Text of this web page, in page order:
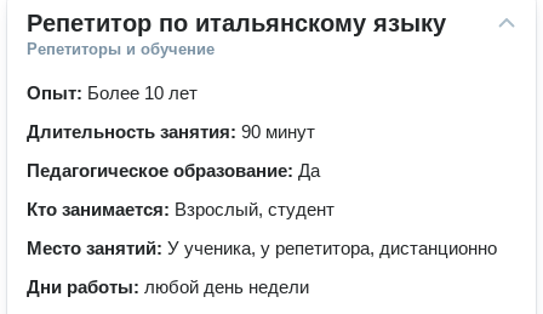
Репетитор по итальянскому языку
Репетиторы и обучение
Опыт: Более 10 лет
Длительность занятия: 90 минут
Педагогическое образование: Да
Кто занимается: Взрослый, студент
Место занятий: У ученика, у репетитора, дистанционно
Дни работы: любой день недели